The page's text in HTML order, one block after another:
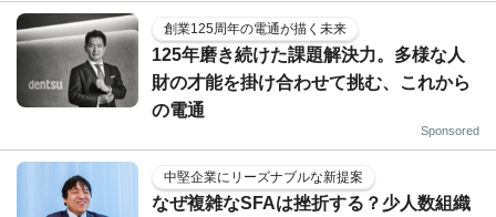
創業125周年の電通が描く未来
125年磨き続けた課題解決力。多様な人
財の才能を掛け合わせて挑む、これから
の電通
Sponsored
中堅企業にリーズナブルな新提案
なぜ複雑なSFAは挫折する？少人数組織